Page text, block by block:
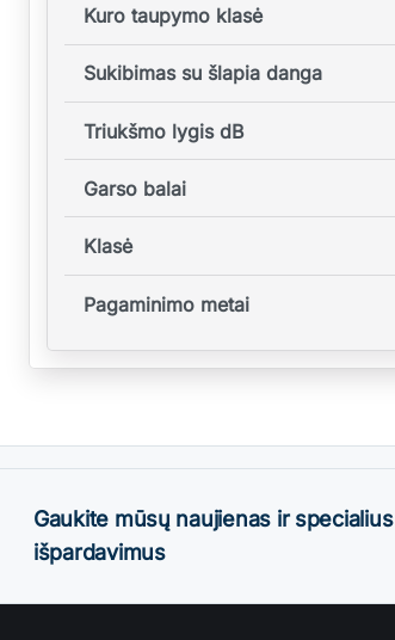
Kuro taupymo klasė
Sukibimas su šlapia danga
Triukšmo lygis dB
Garso balai
Klasė
Pagaminimo metai
Gaukite mūsų naujienas ir specialius
išpardavimus